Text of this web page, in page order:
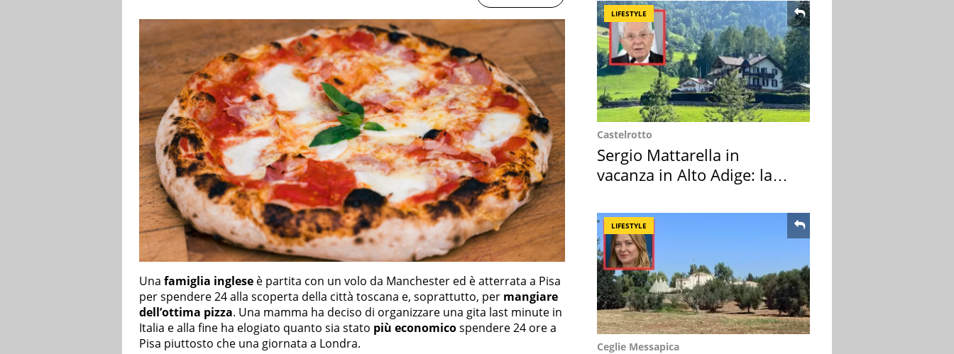
Una famiglia inglese è partita con un volo da Manchester ed è atterrata a Pisa
per spendere 24 alla scoperta della città toscana e, soprattutto, per mangiare
dell’ottima pizza. Una mamma ha deciso di organizzare una gita last minute in
Italia e alla fine ha elogiato quanto sia stato più economicospendere 24 ore a
Pisa piuttosto che una giornata a Londra.
LIFESTYLE
Castelrotto
Sergio Mattarella in
vacanza in Alto Adige: la
LIFESTYLE
Ceglie Messapica